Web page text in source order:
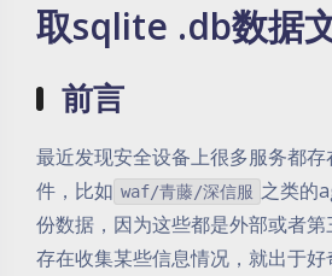
取sqlite .db数据
前言
最近发现安全设备上很多服务都
件，比如 waf/青藤/深信服 之类的
份数据，因为这些都是外部或者
存在收集某些信息情况，就出于